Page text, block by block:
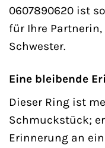
0607890620 ist
für Ihre
Schwester.
Eine bleibende
Dieser Ring ist
Schmuckstück;
Erinnerung an